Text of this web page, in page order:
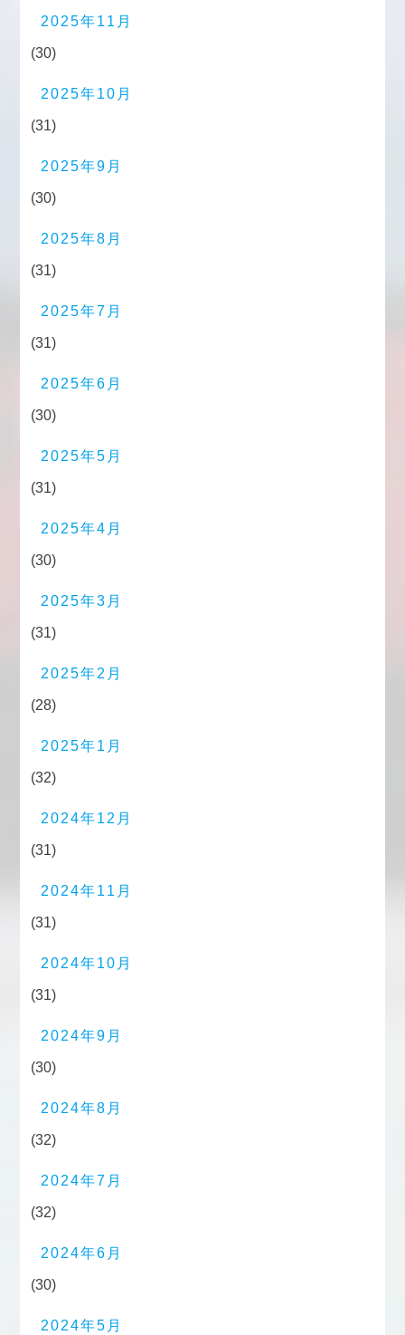
2025年11月
(30)
2025年10月
(31)
2025年9月
(30)
2025年8月
(31)
2025年7月
(31)
2025年6月
(30)
2025年5月
(31)
2025年4月
(30)
2025年3月
(31)
2025年2月
(28)
2025年1月
(32)
2024年12月
(31)
2024年11月
(31)
2024年10月
(31)
2024年9月
(30)
2024年8月
(32)
2024年7月
(32)
2024年6月
(30)
2024年5月